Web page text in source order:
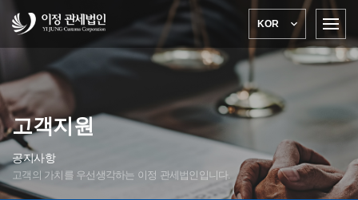
KOR 
고객지원
공지사항
고객의 가치를 우선생각하는 이정 관세법인입니다.